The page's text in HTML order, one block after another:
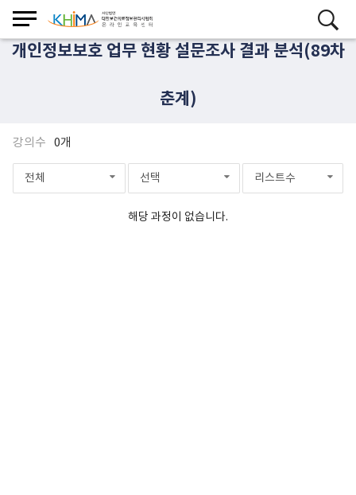
개인정보보호 업무 현황 설문조사 결과 분석(89차
춘계)
강의수 0개
전체 선택 리스트수
해당 과정이 없습니다.